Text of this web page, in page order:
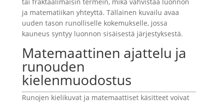
ja matematiikan yhteyttä. Tällainen kuvailu avaa
uuden tason runolliselle kokemukselle, jossa
kauneus syntyy luonnon sisäisestä järjestyksestä.
Matemaattinen ajattelu ja
runouden
kielenmuodostus
Runojen kielikuvat ja matemaattiset käsitteet voivat